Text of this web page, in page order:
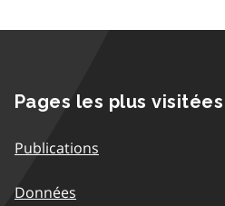
Pages les plus visitées
Publications
Données